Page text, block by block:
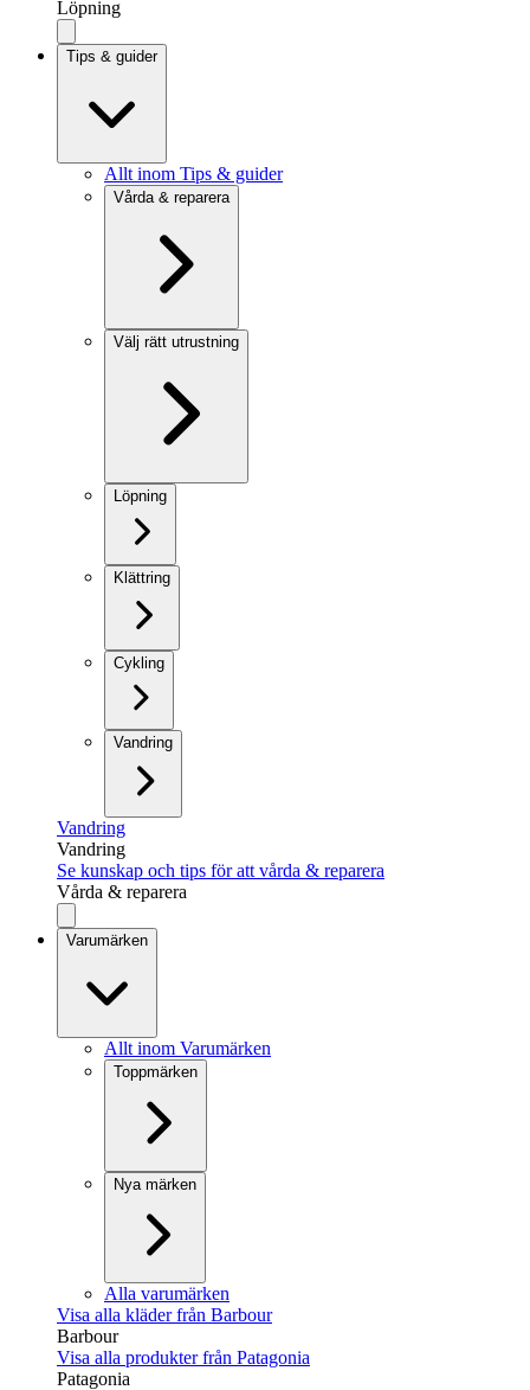
Löpning
Tips & guider
Allt inom Tips & guider
Vårda & reparera
Välj rätt utrustning
Löpning
Klättring
Cykling
Vandring
Vandring
Vandring
Se kunskap och tips för att vårda & reparera
Vårda & reparera
Varumärken
Allt inom Varumärken
Toppmärken
Nya märken
Alla varumärken
Visa alla kläder från Barbour
Barbour
Visa alla produkter från Patagonia
Patagonia